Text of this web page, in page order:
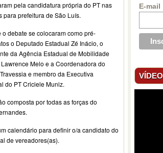
pela candidatura própria do PT nas
para prefeitura de São Luís.
o debate se colocaram como pré-
o Deputado Estadual Zé Inácio, o
da Agência Estadual de Mobilidade
Melo e a Coordenadora do
e membro da Executiva
do PT Criciele Muniz.
composta por todas as forças do
calendário para definir o/a candidato do
de vereadores(as).
E-mail
VÍDEO